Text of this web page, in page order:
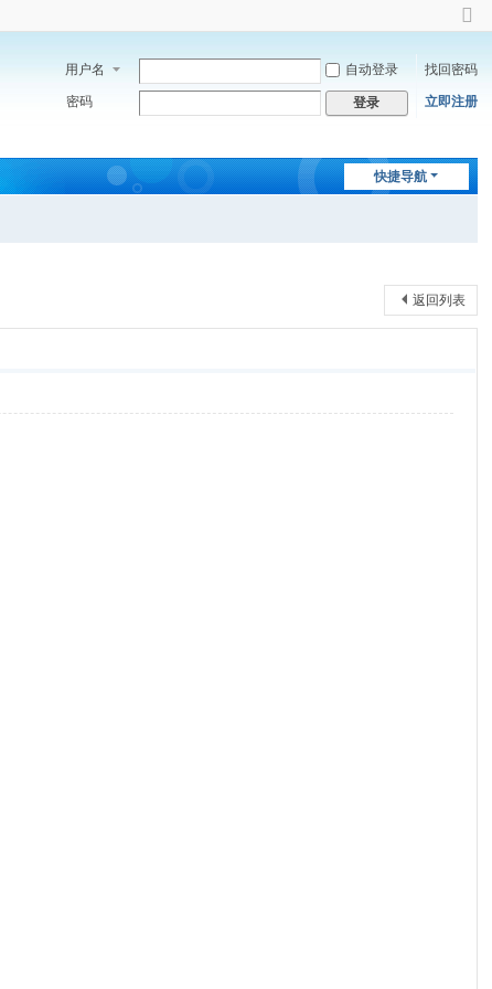
切
到
窄
版
用户名 自动登录 找回密码
密码 登录 立即注册
快捷导航
返回列表